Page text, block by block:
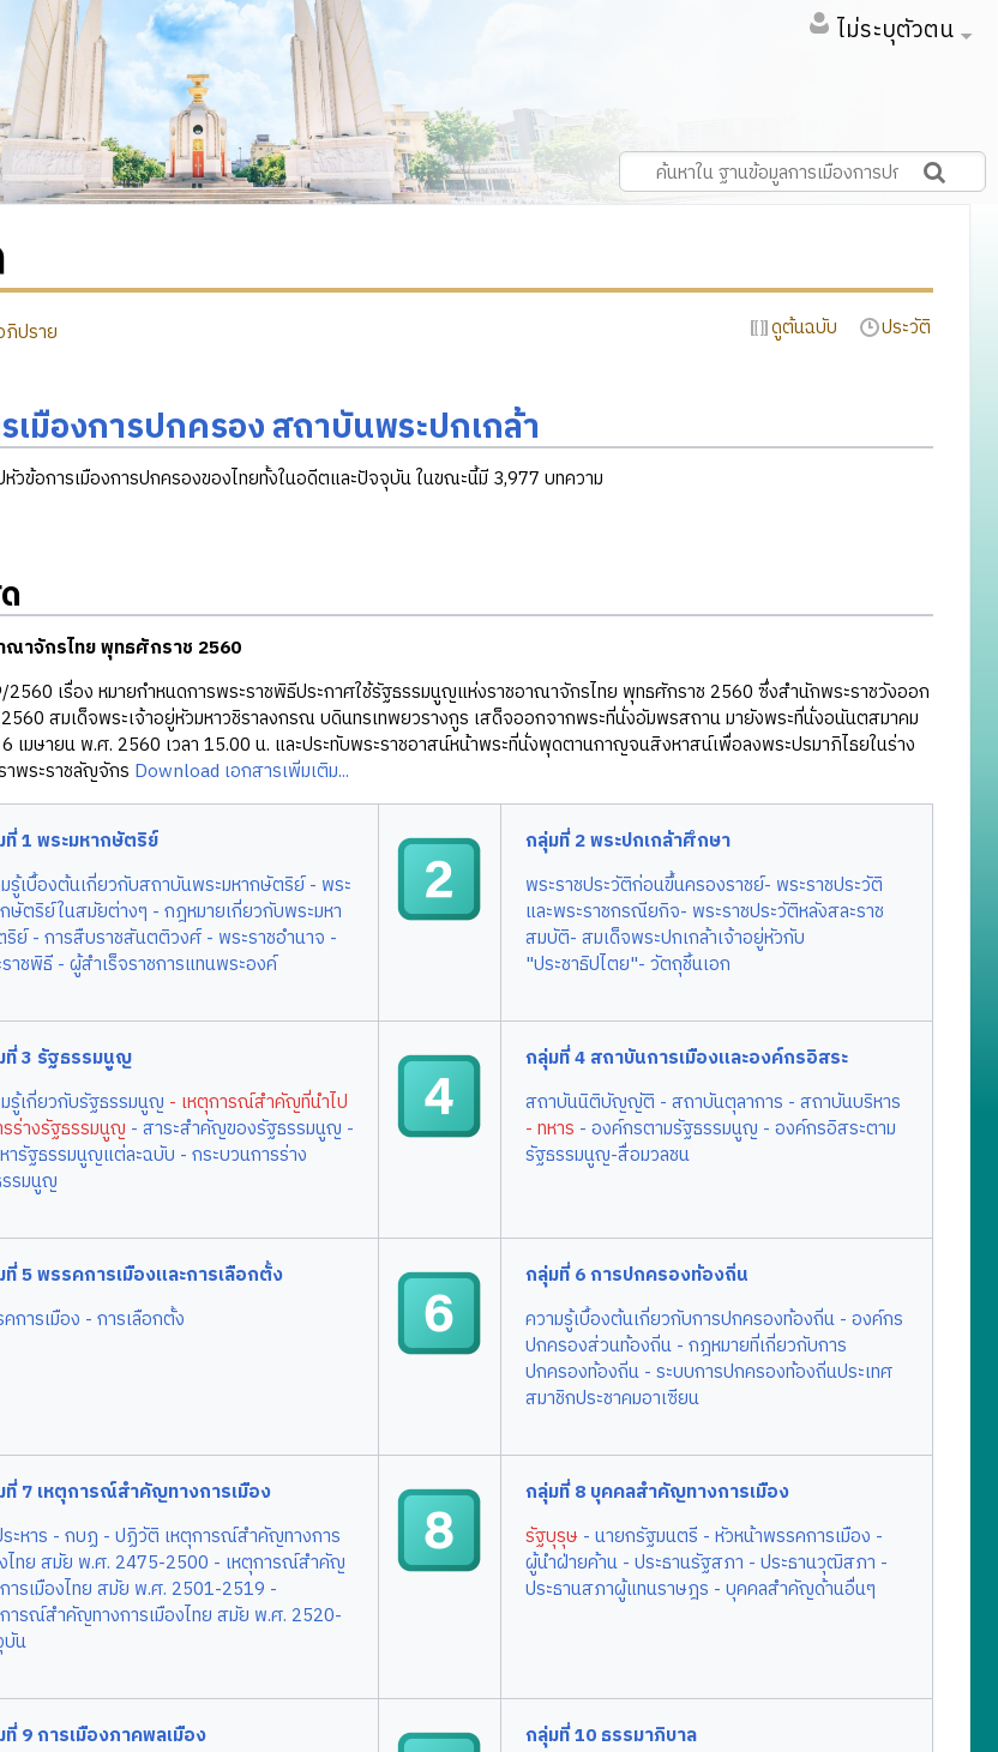
ไม่ระบุตัวตน
ภิปราย ดูต้นฉบับ ประวัติ
เมืองการปกครอง สถาบันพระปกเกล้า
วข้อการเมืองการปกครองของไทยทั้งในอดีตและปัจจุบัน ในขณะนี้มี 3,977 บทความ
าจักรไทย พุทธศักราช 2560
2560 เรื่อง หมายกำหนดการพระราชพิธีประกาศใช้รัฐธรรมนูญแห่งราชอาณาจักรไทย พุทธศักราช 2560 ซึ่งสำนักพระราชวังออก
สมเด็จพระเจ้าอยู่หัวมหาวชิราลงกรณ บดินทรเทพยวรางกูร เสด็จออกจากพระที่นั่งอัมพรสถาน มายังพระที่นั่งอนันตสมาคม
เมษายน พ.ศ. 2560 เวลา 15.00 น. และประทับพระราชอาสน์หน้าพระที่นั่งพุดตานกาญจนสิงหาสน์เพื่อลงพระปรมาภิไธยในร่าง
พระราชลัญจักร Download เอกสารเพิ่มเติม...
1 พระมหากษัตริย์
รู้เบื้องต้นเกี่ยวกับสถาบันพระมหากษัตริย์ - พระ
ษัตริย์ในสมัยต่างๆ - กฎหมายเกี่ยวกับพระมหา
ริย์ - การสืบราชสันตติวงศ์ - พระราชอำนาจ -
าชพิธี - ผู้สำเร็จราชการแทนพระองค์
กลุ่มที่ 2 พระปกเกล้าศึกษา
พระราชประวัติก่อนขึ้นครองราชย์- พระราชประวัติ
และพระราชกรณียกิจ- พระราชประวัติหลังสละราช
สมบัติ- สมเด็จพระปกเกล้าเจ้าอยู่หัวกับ
"ประชาธิปไตย"- วัตถุชิ้นเอก
ที่ 3 รัฐธรรมนูญ
รู้เกี่ยวกับรัฐธรรมนูญ - เหตุการณ์สำคัญที่นำไป
ร่างรัฐธรรมนูญ - สาระสำคัญของรัฐธรรมนูญ -
ารัฐธรรมนูญแต่ละฉบับ - กระบวนการร่าง
รมนูญ
กลุ่มที่ 4 สถาบันการเมืองและองค์กรอิสระ
สถาบันนิติบัญญัติ - สถาบันตุลาการ - สถาบันบริหาร
- ทหาร - องค์กรตามรัฐธรรมนูญ - องค์กรอิสระตาม
รัฐธรรมนูญ-สื่อมวลชน
5 พรรคการเมืองและการเลือกตั้ง
การเมือง - การเลือกตั้ง
กลุ่มที่ 6 การปกครองท้องถิ่น
ความรู้เบื้องต้นเกี่ยวกับการปกครองท้องถิ่น - องค์กร
ปกครองส่วนท้องถิ่น - กฎหมายที่เกี่ยวกับการ
ปกครองท้องถิ่น - ระบบการปกครองท้องถิ่นประเทศ
สมาชิกประชาคมอาเซียน
7 เหตุการณ์สำคัญทางการเมือง
ะหาร - กบฏ - ปฏิวัติ เหตุการณ์สำคัญทางการ
ไทย สมัย พ.ศ. 2475-2500 - เหตุการณ์สำคัญ
ารเมืองไทย สมัย พ.ศ. 2501-2519 -
ารณ์สำคัญทางการเมืองไทย สมัย พ.ศ. 2520-
น
กลุ่มที่ 8 บุคคลสำคัญทางการเมือง
รัฐบุรุษ - นายกรัฐมนตรี - หัวหน้าพรรคการเมือง -
ผู้นำฝ่ายค้าน - ประธานรัฐสภา - ประธานวุฒิสภา -
ประธานสภาผู้แทนราษฎร - บุคคลสำคัญด้านอื่นๆ
9 การเมืองภาคพลเมือง
กลุ่มที่ 10 ธรรมาภิบาล